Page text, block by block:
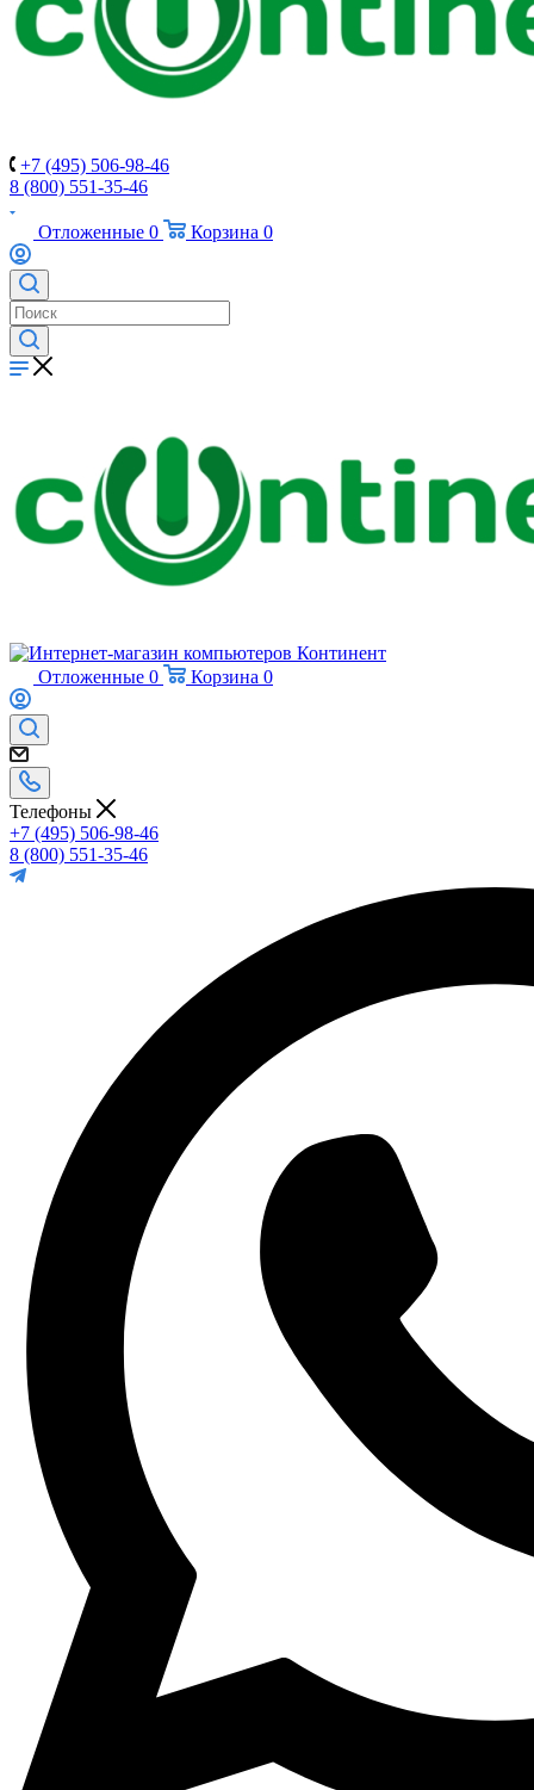
+7 (495) 506-98-46
8 (800) 551-35-46
Отложенные 0 Корзина 0
Отложенные 0 Корзина 0
Телефоны
+7 (495) 506-98-46
8 (800) 551-35-46